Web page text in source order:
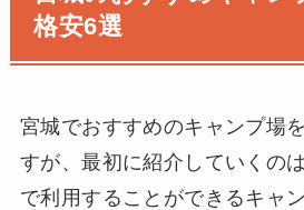
格安6選
宮城でおすすめのキャンプ場
すが、最初に紹介していくの
で利用することができるキャ